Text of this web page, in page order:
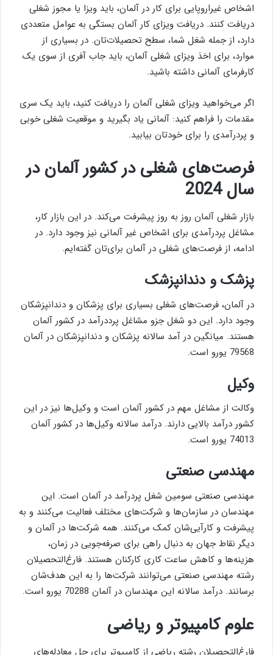
اشخاص غیراروپایی برای کار در آلمان، باید ویزا یا مجوز شغلی
دریافت کنند. دریافت ویزای کار آلمان بستگی به عوامل متعددی
دارد، از جمله شغل شما، سطح تحصیلات‌تان. در بسیاری از
موارد، برای اخذ ویزای شغلی آلمان، باید جاب آفری از سوی یک
کارفرمای آلمانی داشته باشید.
اگر می‌خواهید ویزای شغلی آلمان را دریافت کنید، باید یک سری
مقدمات را فراهم کنید: آلمانی یاد بگیرید و موقعیت شغلی خوبی
و پردرآمدی را برای خودتان بیابید.
فرصت‌های شغلی در کشور آلمان در
سال 2024
بازار شغلی آلمان روز به روز پیشرفت می‌کند. در این بازار کار،
مشاغل پردرآمدی برای اشخاص غیر آلمانی نیز وجود دارد. در
ادامه، از فرصت‌های شغلی در آلمان برای‌تان گفته‌ایم.
پزشک و دندانپزشک
در آلمان، فرصت‌های شغلی بسیاری برای پزشکان و دندانپزشکان
وجود دارد. این دو شغل جزو مشاغل پرددرآمد در کشور آلمان
هستند. میانگین در آمد سالانه پزشکان و دندانپزشکان در آلمان
79568 یورو است.
وکیل
وکالت از مشاغل مهم در کشور آلمان است و وکیل‌ها نیز در این
کشور درآمد بالایی دارند. درآمد سالانه وکیل‌ها در کشور آلمان
74013 یورو است.
مهندسی صنعتی
مهندسی صنعتی سومین شغل پردرآمد در آلمان است. این
مهندسان در سازمان‌ها و شرکت‌های مختلف فعالیت می‌کنند و به
پیشرفت و کارآیی‌شان کمک می‌کنند. همه شرکت‌ها در آلمان و
دیگر نقاط جهان به دنبال راهی برای صرفه‌جویی در زمان،
هزینه‌ها و کاهش ساعت کاری کارکنان هستند. فارغ‌التحصیلان
رشته مهندسی صنعتی می‌توانند شرکت‌ها را به این هدف‌شان
برسانند. درآمد سالانه این مهندسان در آلمان 70288 یورو است.
علوم کامپیوتر و ریاضی